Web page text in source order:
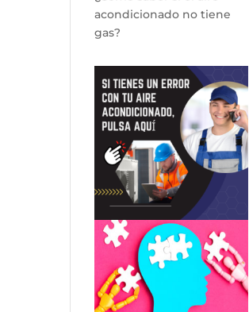
acondicionado no tiene
gas?